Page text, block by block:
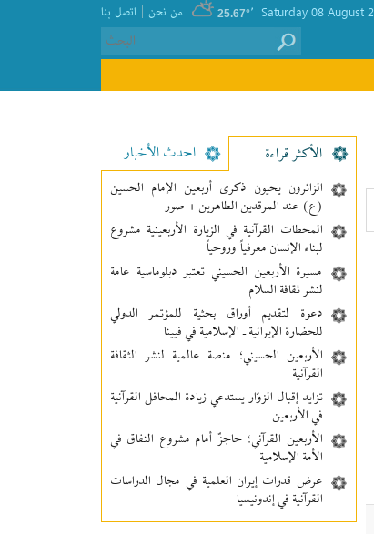
اتصل بنا | من نحن 25.67°
الأکثر قراءة احدث الأخبار
الزائرون يحيون ذكرى أربعين الإمام الحسين
(ع) عند المرقدين الطاهرين + صور
المحطات القرآنية في الزيارة الأربعينية مشروع
لبناء الإنسان معرفیاً وروحياً
مسيرة الأربعين الحسيني تعتبر دبلوماسية عامة
لنشر ثقافة السلام
دعوة لتقديم أوراق بحثية للمؤتمر الدولي
للحضارة الإيرانية ـ الإسلامية في فيينا
الأربعين الحسيني؛ منصة عالمية لنشر الثقافة
القرآنية
تزايد إقبال الزوّار يستدعي زيادة المحافل القرآنية
في الأربعين
الأربعين القرآني؛ حاجزٌ أمام مشروع النفاق في
الأمة الإسلامية
عرض قدرات إيران العلمية في مجال الدراسات
القرآنية في إندونيسيا